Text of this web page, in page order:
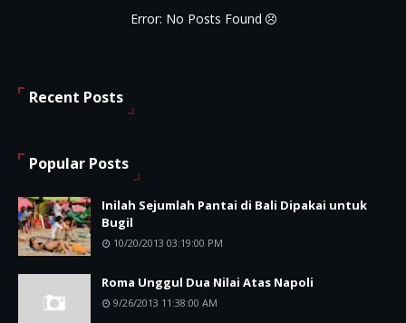
Error: No Posts Found
Recent Posts
Popular Posts
Inilah Sejumlah Pantai di Bali Dipakai untuk
Bugil
10/20/2013 03:19:00 PM
Roma Unggul Dua Nilai Atas Napoli
9/26/2013 11:38:00 AM